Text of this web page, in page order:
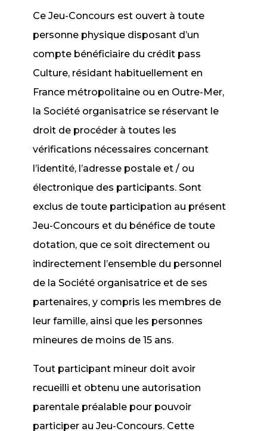
Ce Jeu-Concours est ouvert à toute
personne physique disposant d’un
compte bénéficiaire du crédit pass
Culture, résidant habituellement en
France métropolitaine ou en Outre-Mer,
la Société organisatrice se réservant le
droit de procéder à toutes les
vérifications nécessaires concernant
l’identité, l’adresse postale et / ou
électronique des participants. Sont
exclus de toute participation au présent
Jeu-Concours et du bénéfice de toute
dotation, que ce soit directement ou
indirectement l’ensemble du personnel
de la Société organisatrice et de ses
partenaires, y compris les membres de
leur famille, ainsi que les personnes
mineures de moins de 15 ans.
Tout participant mineur doit avoir
recueilli et obtenu une autorisation
parentale préalable pour pouvoir
participer au Jeu-Concours. Cette